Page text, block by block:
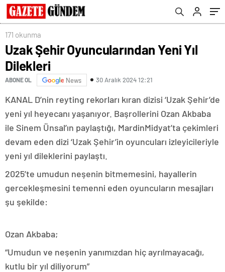
171 okunma
Uzak Şehir Oyuncularından Yeni Yıl
Dilekleri
ABONE OL News 30 Aralık 2024 12:21
KANAL D’nin reyting rekorları kıran dizisi ‘Uzak Şehir’de
yeni yıl heyecanı yaşanıyor. Başrollerini Ozan Akbaba
ile Sinem Ünsal’ın paylaştığı, MardinMidyat’ta çekimleri
devam eden dizi ‘Uzak Şehir’in oyuncuları izleyicileriyle
yeni yıl dileklerini paylaştı.
2025’te umudun neşenin bitmemesini, hayallerin
gercekleşmesini temenni eden oyuncuların mesajları
şu şekilde:
Ozan Akbaba;
“Umudun ve neşenin yanımızdan hiç ayrılmayacağı,
kutlu bir yıl diliyorum”